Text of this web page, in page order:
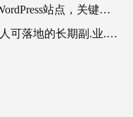
跨境建站实战必修课：Codex搭建WordPress站点，关键词外链打造谷歌流量阵地
零撸搬砖掘金项目，玩法稳定普通人可落地的长期副.业.，月收益轻松10000+